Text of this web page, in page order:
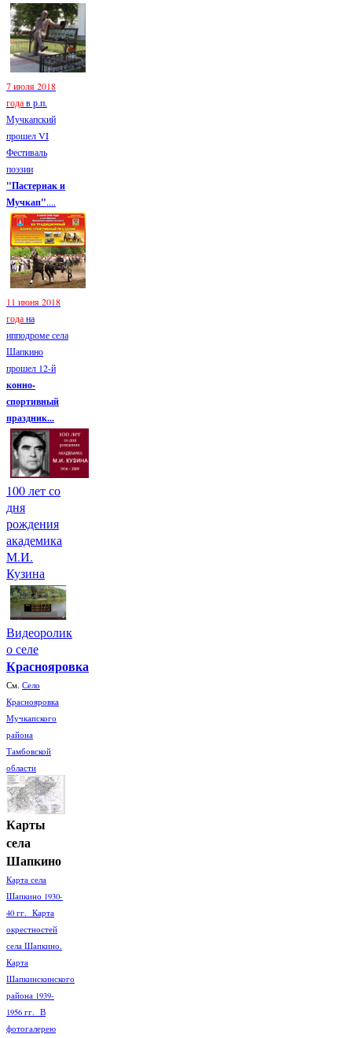
7 июля 2018
годав р.п.
Мучкапский
прошел VI
Фестиваль
поэзии
"Пастернак и
Мучкап"....
11 июня 2018
годана
ипподроме села
Шапкино
прошел 12-й
конно-
спортивный
праздник...
100 лет со
дня
рождения
академика
М.И.
Кузина
Видеоролик
о селе
Краснояровка
См. Село
Краснояровка
Мучкапского
района
Тамбовской
области
Карты
села
Шапкино
Карта села
Шапкино 1930-
40 гг. Карта
окрестностей
села Шапкино.
Карта
Шапкинскинского
района 1939-
1956 гг. В
фотогалерею